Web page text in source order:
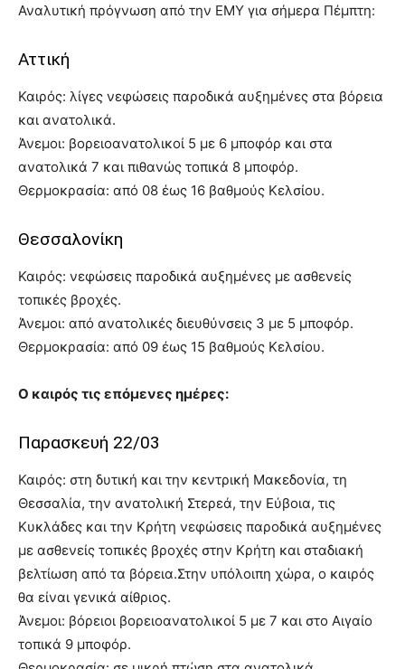
Αναλυτική πρόγνωση από την ΕΜΥ για σήμερα Πέμπτη:
Αττική
Καιρός: λίγες νεφώσεις παροδικά αυξημένες στα βόρεια
και ανατολικά.
Άνεμοι: βορειοανατολικοί 5 με 6 μποφόρ και στα
ανατολικά 7 και πιθανώς τοπικά 8 μποφόρ.
Θερμοκρασία: από 08 έως 16 βαθμούς Κελσίου.
Θεσσαλονίκη
Καιρός: νεφώσεις παροδικά αυξημένες με ασθενείς
τοπικές βροχές.
Άνεμοι: από ανατολικές διευθύνσεις 3 με 5 μποφόρ.
Θερμοκρασία: από 09 έως 15 βαθμούς Κελσίου.
Ο καιρός τις επόμενες ημέρες:
Παρασκευή 22/03
Καιρός: στη δυτική και την κεντρική Μακεδονία, τη
Θεσσαλία, την ανατολική Στερεά, την Εύβοια, τις
Κυκλάδες και την Κρήτη νεφώσεις παροδικά αυξημένες
με ασθενείς τοπικές βροχές στην Κρήτη και σταδιακή
βελτίωση από τα βόρεια.Στην υπόλοιπη χώρα, ο καιρός
θα είναι γενικά αίθριος.
Άνεμοι: βόρειοι βορειοανατολικοί 5 με 7 και στο Αιγαίο
τοπικά 9 μποφόρ.